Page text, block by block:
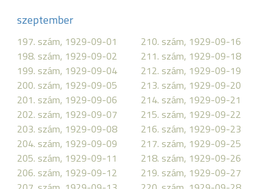
szeptember
197. szám, 1929-09-01
198. szám, 1929-09-02
199. szám, 1929-09-04
200. szám, 1929-09-05
201. szám, 1929-09-06
202. szám, 1929-09-07
203. szám, 1929-09-08
204. szám, 1929-09-09
205. szám, 1929-09-11
206. szám, 1929-09-12
210. szám, 1929-09-16
211. szám, 1929-09-18
212. szám, 1929-09-19
213. szám, 1929-09-20
214. szám, 1929-09-21
215. szám, 1929-09-22
216. szám, 1929-09-23
217. szám, 1929-09-25
218. szám, 1929-09-26
219. szám, 1929-09-27